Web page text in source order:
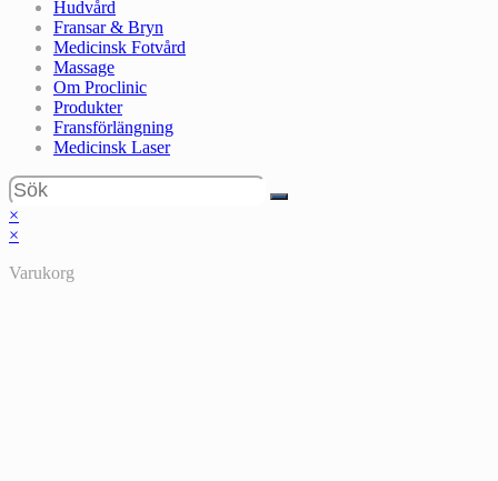
Hudvård
Fransar & Bryn
Medicinsk Fotvård
Massage
Om Proclinic
Produkter
Fransförlängning
Medicinsk Laser
×
×
Varukorg